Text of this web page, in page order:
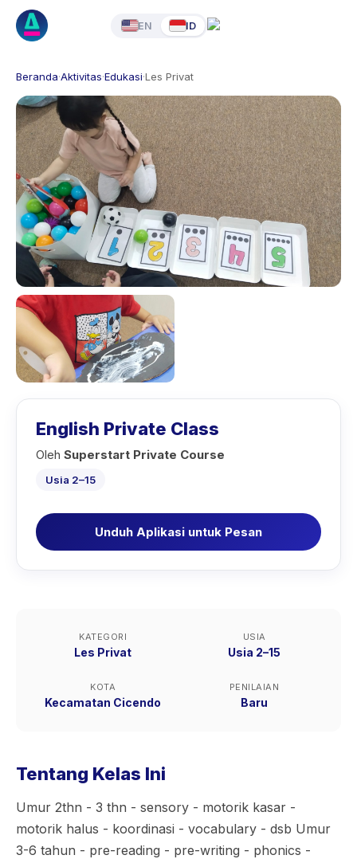
EN ID
Beranda·Aktivitas·Edukasi·Les Privat
English Private Class
Oleh Superstart Private Course
Usia 2–15
Unduh Aplikasi untuk Pesan
KATEGORI
Les Privat
USIA
Usia 2–15
KOTA
Kecamatan Cicendo
PENILAIAN
Baru
Tentang Kelas Ini
Umur 2thn - 3 thn - sensory - motorik kasar -
motorik halus - koordinasi - vocabulary - dsb Umur
3-6 tahun - pre-reading - pre-writing - phonics -